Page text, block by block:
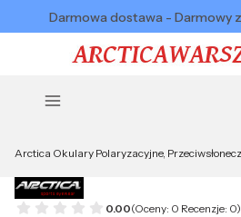
Darmowa dostawa - Darmowy
Menu
Arctica Okulary Polaryzacyjne,
0.00(Oceny: 0 Recenzje: 0)